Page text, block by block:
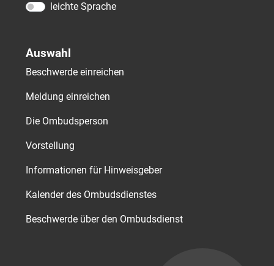
leichte Sprache
Auswahl
Beschwerde einreichen
Meldung einreichen
Die Ombudsperson
Vorstellung
Informationen für Hinweisgeber
Kalender des Ombudsdienstes
Beschwerde über den Ombudsdienst